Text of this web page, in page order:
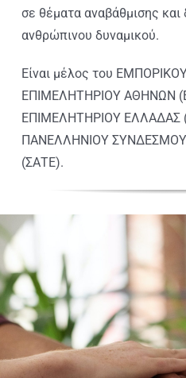
σε θέματα αναβάθμισης και
ανθρώπινου δυναμικού.
Είναι μέλος του
ΕΠΙΜΕΛΗΤΗΡΙΟΥ ΑΘΗΝΩΝ
ΕΠΙΜΕΛΗΤΗΡΙΟΥ ΕΛΛΑΔΑΣ
ΠΑΝΕΛΛΗΝΙΟΥ ΣΥΝΔΕΣΜΟΥ
(ΣΑΤΕ).